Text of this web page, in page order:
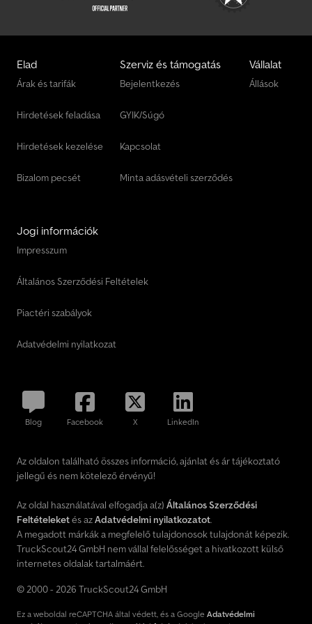
Elad
Árak és tarifák
Hirdetések feladása
Hirdetések kezelése
Bizalom pecsét
Szerviz és támogatás
Bejelentkezés
GYIK/Súgó
Kapcsolat
Minta adásvételi szerződés
Vállalat
Állások
Jogi információk
Impresszum
Általános Szerződési Feltételek
Piactéri szabályok
Adatvédelmi nyilatkozat
Blog Facebook X LinkedIn
Az oldalon található összes információ, ajánlat és ár tájékoztató
jellegű és nem kötelező érvényű!
Az oldal használatával elfogadja a(z) Általános Szerződési
Feltételeketés azAdatvédelmi nyilatkozatot.
A megadott márkák a megfelelő tulajdonosok tulajdonát képezik.
TruckScout24 GmbH nem vállal felelősséget a hivatkozott külső
internetes oldalak tartalmáért.
© 2000 - 2026 TruckScout24 GmbH
Ez a weboldal reCAPTCHA által védett, és a Google Adatvédelmi